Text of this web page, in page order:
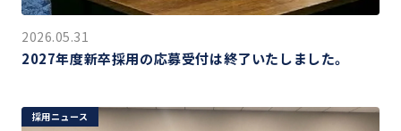
2026.05.31
2027年度新卒採用の応募受付は終了いたしました。
採用ニュース